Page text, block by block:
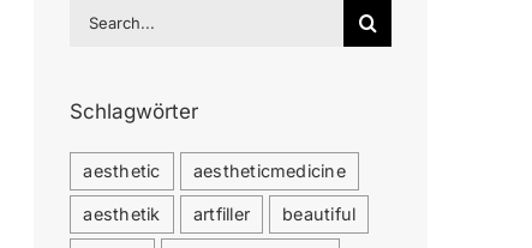
Search
Schlagwörter
aesthetic aestheticmedicine
aesthetik artfiller beautiful